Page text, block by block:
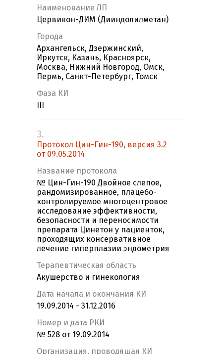
Наименование ЛП
Цервикон-ДИМ (Дииндолилметан)
Города
Архангельск, Дзержинский,
Иркутск, Казань, Красноярск,
Москва, Нижний Новгород, Омск,
Пермь, Санкт-Петербург, Томск
Фаза КИ
3.
Протокол Цин-Гин-190, версия 3.2
от 09.05.2014
Название протокола
№ Цин-Гин-190 Двойное слепое,
рандомизированное, плацебо-
контролируемое многоцентровое
исследование эффективности,
безопасности и переносимости
препарата Цинетон у пациенток,
проходящих консервативное
лечение гиперплазии эндометрия
Терапевтическая область
Акушерство и гинекология
Дата начала и окончания КИ
19.09.2014 - 31.12.2016
Номер и дата РКИ
№ 528 от 19.09.2014
Организация, проводящая КИ